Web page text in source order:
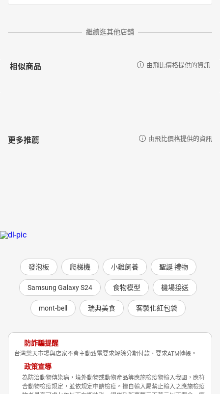
繼續逛其他店舖
相似商品 由飛比價格提供的資訊
更多推薦 由飛比價格提供的資訊
發泡板 爬梯機 小雞飼養 聖誕 禮物
Samsung Galaxy S24 食物模型 機場接送
mont-bell 瑞典美食 客製化紅包袋
防詐騙提醒
台灣樂天市場與店家不會主動致電要求解除分期付款、要求ATM轉帳。
政策宣導
為防治動物傳染病，境外動物或動物產品等應施檢疫物輸入我國，應符
合動物檢疫規定，並依規定申請檢疫。擅自輸入屬禁止輸入之應施檢疫